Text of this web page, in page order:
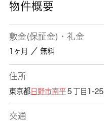
物件概要
敷金(保証金)・礼金
1ヶ月 ／ 無料
住所
東京都日野市南平５丁目1-25
交通